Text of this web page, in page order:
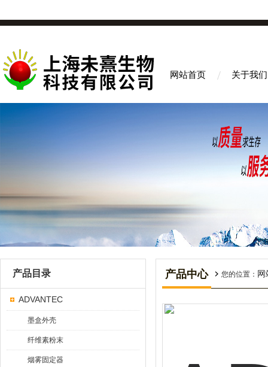
网站首页 关于我们
产品目录
ADVANTEC
墨盒外壳
纤维素粉末
烟雾固定器
产品中心 您的位置： 网